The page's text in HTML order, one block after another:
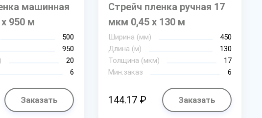
машинная
950 м
500
950
20
6
Заказать
Стрейч пленка ручная 17
мкм 0,45 х 130 м
Ширина (мм)
450
Длина (м)
130
Толщина (мкм)
17
Мин.заказ
6
144.17 ₽ Заказать